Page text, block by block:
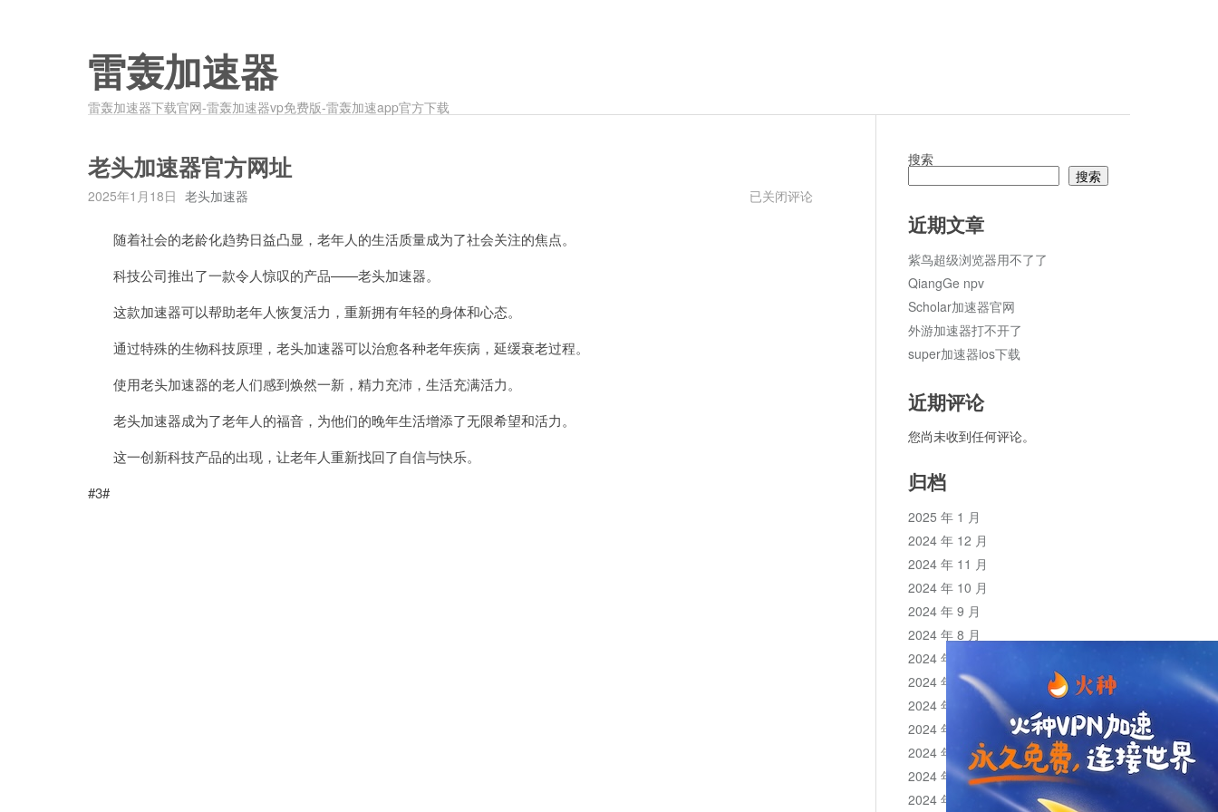
雷轰加速器
雷轰加速器下载官网-雷轰加速器vp免费版-雷轰加速app官方下载
老头加速器官方网址
2025年1月18日 老头加速器
老
已关闭评论
随着社会的老龄化趋势日益凸显，老年人的生活质量成为了社会关注的焦点。
科技公司推出了一款令人惊叹的产品——老头加速器。
这款加速器可以帮助老年人恢复活力，重新拥有年轻的身体和心态。
通过特殊的生物科技原理，老头加速器可以治愈各种老年疾病，延缓衰老过程。
使用老头加速器的老人们感到焕然一新，精力充沛，生活充满活力。
老头加速器成为了老年人的福音，为他们的晚年生活增添了无限希望和活力。
这一创新科技产品的出现，让老年人重新找回了自信与快乐。
#3#
搜索
搜索
近期文章
紫鸟超级浏览器用不了了
QiangGe npv
Scholar加速器官网
外游加速器打不开了
super加速器ios下载
近期评论
您尚未收到任何评论。
归档
2025 年 1 月
2024 年 12 月
2024 年 11 月
2024 年 10 月
2024 年 9 月
2024 年 8 月
2024 年 7 月
2024 年 6 月
2024 年 5 月
2024 年 4 月
2024 年 3 月
2024 年 2 月
2024 年 1 月